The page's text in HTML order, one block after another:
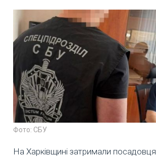
Фото: СБУ
На Харківщині затримали посадовця